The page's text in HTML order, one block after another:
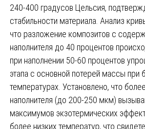
240-400 градусов Цельсия,
стабильности материала. Анализ
что разложение композитов с
наполнителя до 40 процентов
при наполнении 50-60 процентов
этапа с основной потерей массы при
температурах. Установлено, что
наполнителя (до 200-250 мкм)
максимумов экзотермических
более низких температур, что